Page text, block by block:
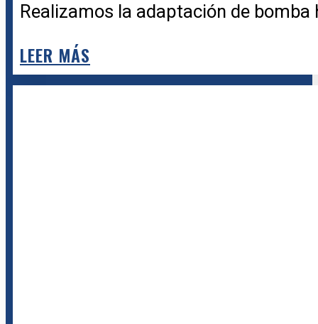
Realizamos la adaptación de
LEER MÁS